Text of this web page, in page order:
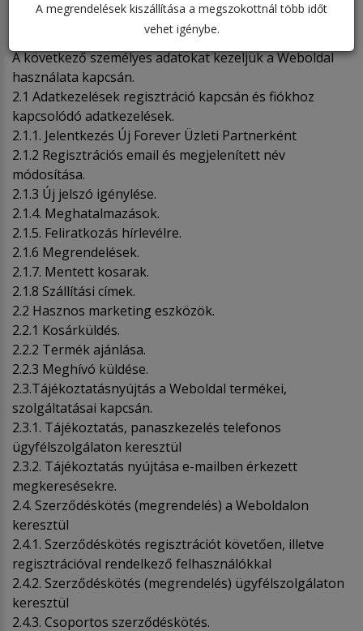
A megrendelések kiszállítása a megszokottnál több időt
vehet igénybe.
II. A személyes adatok köre, az adatkezelés célja,
jogalapja és időtartama.
A következő személyes adatokat kezeljük a Weboldal
használata kapcsán.
2.1 Adatkezelések regisztráció kapcsán és fiókhoz
kapcsolódó adatkezelések.
2.1.1. Jelentkezés Új Forever Üzleti Partnerként
2.1.2 Regisztrációs email és megjelenített név
módosítása.
2.1.3 Új jelszó igénylése.
2.1.4. Meghatalmazások.
2.1.5. Feliratkozás hírlevélre.
2.1.6 Megrendelések.
2.1.7. Mentett kosarak.
2.1.8 Szállítási címek.
2.2 Hasznos marketing eszközök.
2.2.1 Kosárküldés.
2.2.2 Termék ajánlása.
2.2.3 Meghívó küldése.
2.3.Tájékoztatásnyújtás a Weboldal termékei,
szolgáltatásai kapcsán.
2.3.1. Tájékoztatás, panaszkezelés telefonos
ügyfélszolgálaton keresztül
2.3.2. Tájékoztatás nyújtása e-mailben érkezett
megkeresésekre.
2.4. Szerződéskötés (megrendelés) a Weboldalon
keresztül
2.4.1. Szerződéskötés regisztrációt követően, illetve
regisztrációval rendelkező felhasználókkal
2.4.2. Szerződéskötés (megrendelés) ügyfélszolgálaton
keresztül
2.4.3. Csoportos szerződéskötés.